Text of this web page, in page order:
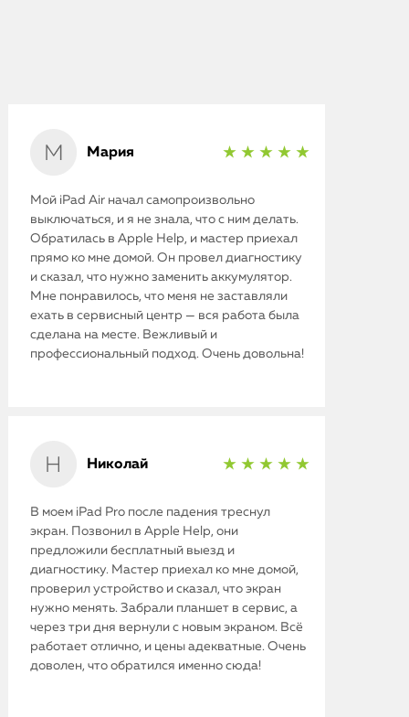
Мария ★ ★ ★ ★ ★
Мой iPad Air начал самопроизвольно
выключаться, и я не знала, что с ним делать.
Обратилась в Apple Help, и мастер приехал
прямо ко мне домой. Он провел диагностику
и сказал, что нужно заменить аккумулятор.
Мне понравилось, что меня не заставляли
ехать в сервисный центр — вся работа была
сделана на месте. Вежливый и
профессиональный подход. Очень довольна!
Николай ★ ★ ★ ★ ★
В моем iPad Pro после падения треснул
экран. Позвонил в Apple Help, они
предложили бесплатный выезд и
диагностику. Мастер приехал ко мне домой,
проверил устройство и сказал, что экран
нужно менять. Забрали планшет в сервис, а
через три дня вернули с новым экраном. Всё
работает отлично, и цены адекватные. Очень
доволен, что обратился именно сюда!